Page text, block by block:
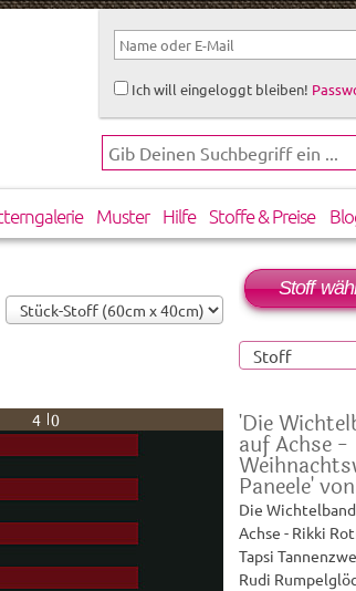
Ich will eingeloggt bleiben!
Muster Hilfe Stoffe & Preise
40
Stoff
'Die
auf Achse -
Paneele' von
Die
Achse - Rikki
Tapsi
Rudi